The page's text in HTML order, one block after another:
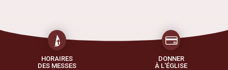
HORAIRES
DES MESSES
DONNER
À L'ÉGLISE